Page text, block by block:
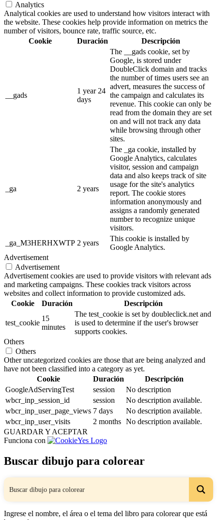
Analytics
Analytical cookies are used to understand how visitors interact with
the website. These cookies help provide information on metrics the
number of visitors, bounce rate, traffic source, etc.
Cookie
Duración Descripción
__gads
1 year 24
days
The __gads cookie, set by
Google, is stored under
DoubleClick domain and tracks
the number of times users see an
advert, measures the success of
the campaign and calculates its
revenue. This cookie can only be
read from the domain they are set
on and will not track any data
while browsing through other
sites.
_ga 2 years
The _ga cookie, installed by
Google Analytics, calculates
visitor, session and campaign
data and also keeps track of site
usage for the site's analytics
report. The cookie stores
information anonymously and
assigns a randomly generated
number to recognize unique
visitors.
_ga_M3HERHXWTP 2 years
This cookie is installed by
Google Analytics.
Advertisement
Advertisement
Advertisement cookies are used to provide visitors with relevant ads
and marketing campaigns. These cookies track visitors across
websites and collect information to provide customized ads.
Cookie
Duración Descripción
test_cookie
15
minutes
The test_cookie is set by doubleclick.net and
is used to determine if the user's browser
supports cookies.
Others
Others
Other uncategorized cookies are those that are being analyzed and
have not been classified into a category as yet.
Cookie
Duración
Descripción
GoogleAdServingTest
session
No description
wbcr_inp_session_id
session
No description available.
wbcr_inp_user_page_views 7 days
No description available.
wbcr_inp_user_visits
2 months No description available.
GUARDAR Y ACEPTAR
Funciona con
Buscar dibujo para colorear
Ingrese el nombre, el área o el tema del libro para colorear que está